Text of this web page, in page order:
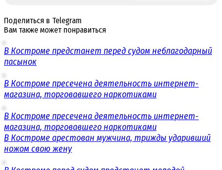
Поделиться в Telegram
Вам также может понравиться
В Костроме предстанет перед судом неблагодарный
пасынок
В Костроме пресечена деятельность интернет-
магазина, торговавшего наркотиками
В Костроме пресечена деятельность интернет-
магазина, торговавшего наркотиками
В Костроме арестован мужчина, трижды ударивший
ножом свою жену